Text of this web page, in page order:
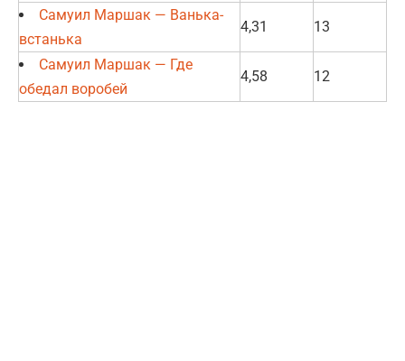
Самуил Маршак — Ванька-
встанька
4,31 13
Самуил Маршак — Где
обедал воробей
4,58 12